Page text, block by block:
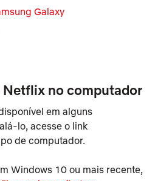
Galaxy
no computador
em alguns
lo, acesse o link
de computador.
Windows 10 ou mais recente,